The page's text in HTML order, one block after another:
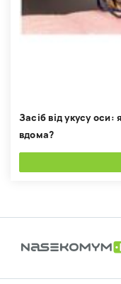
Засіб від укусу оси:
вдома?